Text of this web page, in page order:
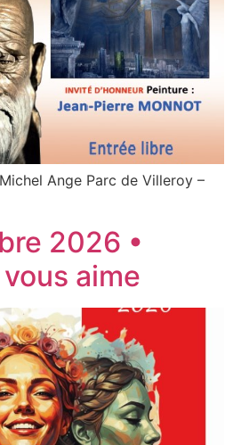
Ange Parc de Villeroy –
2026 •
aime